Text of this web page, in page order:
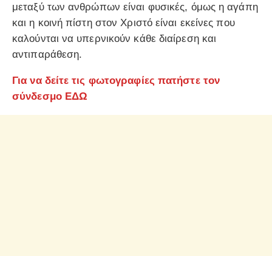
μεταξύ των ανθρώπων είναι φυσικές, όμως η αγάπη
και η κοινή πίστη στον Χριστό είναι εκείνες που
καλούνται να υπερνικούν κάθε διαίρεση και
αντιπαράθεση.
Για να δείτε τις φωτογραφίες πατήστε τον
σύνδεσμο ΕΔΩ